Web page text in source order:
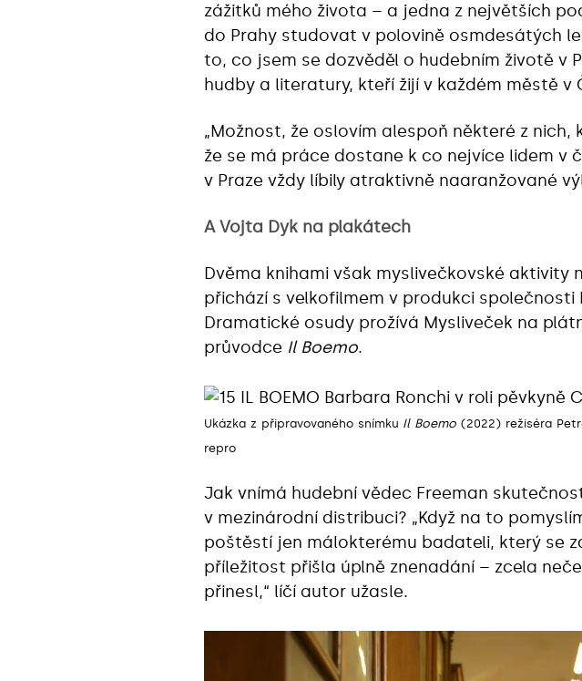
zážitků mého života – a jedna z největších
do Prahy studovat v polovině osmdesátých
to, co jsem se dozvěděl o hudebním životě v
hudby a literatury, kteří žijí v každém městě v
„Možnost, že oslovím alespoň některé z
že se má práce dostane k co nejvíce lidem v
v Praze vždy líbily atraktivně naaranžované
A Vojta Dyk na plakátech
Dvěma knihami však myslivečkovské aktivity
přichází s velkofilmem v produkci
Dramatické osudy prožívá Mysliveček na
průvodce Il Boemo.
Ukázka z připravovaného snímku Il Boemo (2022) režiséra
repro
Jak vnímá hudební vědec Freeman
v mezinárodní distribuci? „Když na to
poštěstí jen málokterému badateli, který se
příležitost přišla úplně znenadání – zcela
přinesl,“ líčí autor užasle.